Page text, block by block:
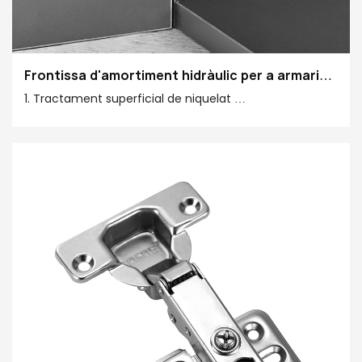
Frontissa d'amortiment hidràulic per a armari
de mobles
1. Tractament superficial de niquelat
3. L'amortiment incorporat